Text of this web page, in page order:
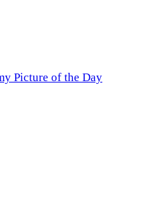
Picture of the Day